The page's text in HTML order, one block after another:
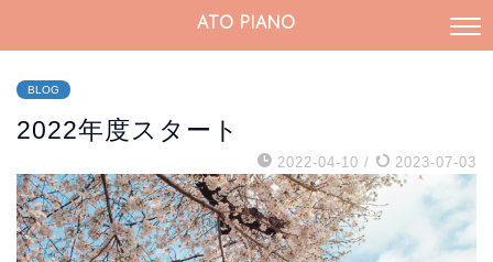
ATO PIANO
BLOG
2022年度スタート
2022-04-10 / 2023-07-03